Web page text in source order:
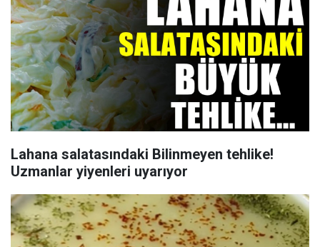
Lahana salatasındaki Bilinmeyen tehlike!
Uzmanlar yiyenleri uyarıyor